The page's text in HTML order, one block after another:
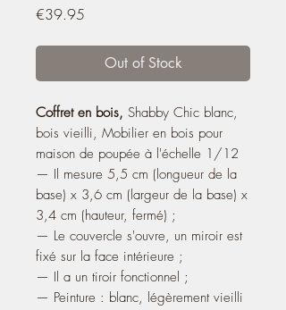
€39.95
Out of Stock
Coffret en bois, Shabby Chic blanc,
bois vieilli, Mobilier en bois pour
maison de poupée à l'échelle 1/12
— Il mesure 5,5 cm (longueur de la
base) x 3,6 cm (largeur de la base) x
3,4 cm (hauteur, fermé) ;
— Le couvercle s'ouvre, un miroir est
fixé sur la face intérieure ;
— Il a un tiroir fonctionnel ;
— Peinture : blanc, légèrement vieilli